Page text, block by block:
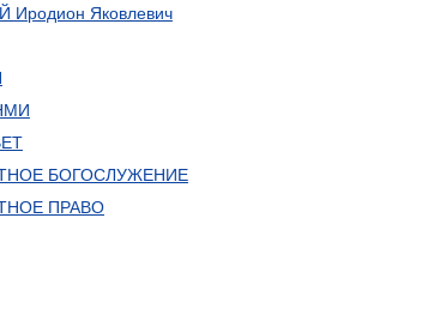
Иродион Яковлевич
БОГОСЛУЖЕНИЕ
ПРАВО